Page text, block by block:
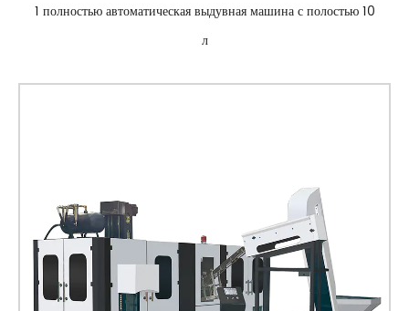
1 полностью автоматическая выдувная машина с полостью 10
л